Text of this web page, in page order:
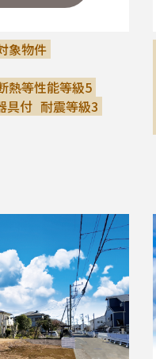
象物件
熱等性能等級5
具付 耐震等級3